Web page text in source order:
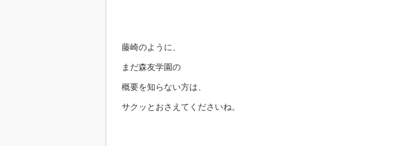
藤崎のように、
まだ森友学園の
概要を知らない方は、
サクッとおさえてくださいね。